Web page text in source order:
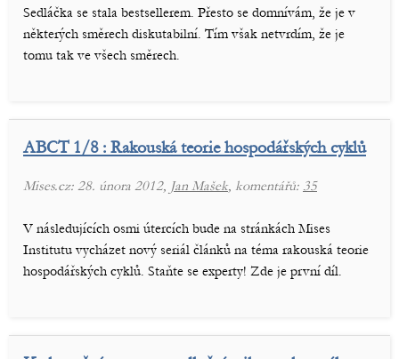
Sedláčka se stala bestsellerem. Přesto se domnívám, že je v
některých směrech diskutabilní. Tím však netvrdím, že je
tomu tak ve všech směrech.
ABCT 1/8 : Rakouská teorie hospodářských cyklů
Mises.cz: 28. února 2012, Jan Mašek, komentářů: 35
V následujících osmi útercích bude na stránkách Mises
Institutu vycházet nový seriál článků na téma rakouská teorie
hospodářských cyklů. Staňte se experty! Zde je první díl.